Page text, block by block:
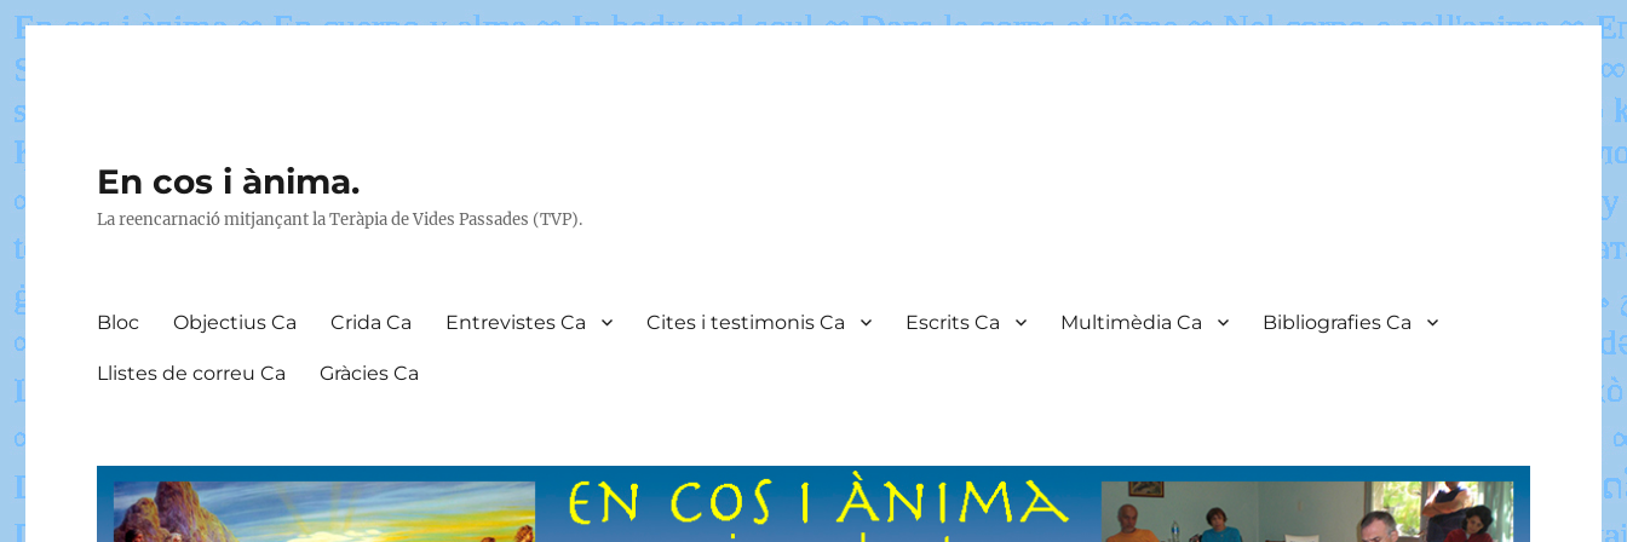
En cos i ànima.
La reencarnació mitjançant la Teràpia de Vides Passades (TVP).
Bloc Objectius Ca Crida Ca Entrevistes Ca Cites i testimonis Ca Escrits Ca Multimèdia Ca Bibliografies Ca
Llistes de correu Ca Gràcies Ca